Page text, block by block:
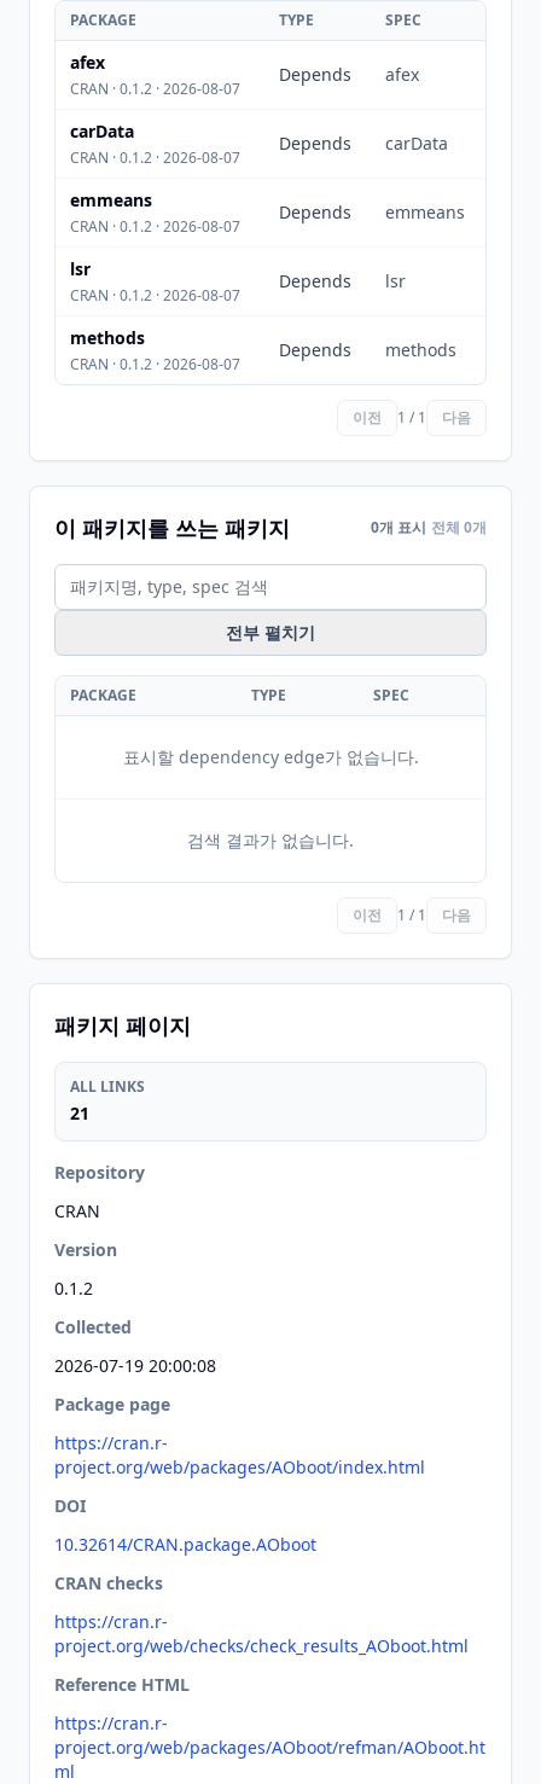
PACKAGE TYPE SPEC
afex
CRAN · 0.1.2 · 2026-08-07
Depends afex
carData
CRAN · 0.1.2 · 2026-08-07
Depends carData
emmeans
CRAN · 0.1.2 · 2026-08-07
Depends emmeans
lsr
CRAN · 0.1.2 · 2026-08-07
Depends lsr
methods
CRAN · 0.1.2 · 2026-08-07
Depends methods
이전 1 / 1 다음
이 패키지를 쓰는 패키지 0개 표시 전체 0개
전부 펼치기
PACKAGE TYPE SPEC
표시할 dependency edge가 없습니다.
검색 결과가 없습니다.
이전 1 / 1 다음
패키지 페이지
ALL LINKS
21
Repository
CRAN
Version
0.1.2
Collected
2026-07-19 20:00:08
Package page
https://cran.r-
project.org/web/packages/AOboot/index.html
DOI
10.32614/CRAN.package.AOboot
CRAN checks
https://cran.r-
project.org/web/checks/check_results_AOboot.html
Reference HTML
https://cran.r-
project.org/web/packages/AOboot/refman/AOboot.ht
ml